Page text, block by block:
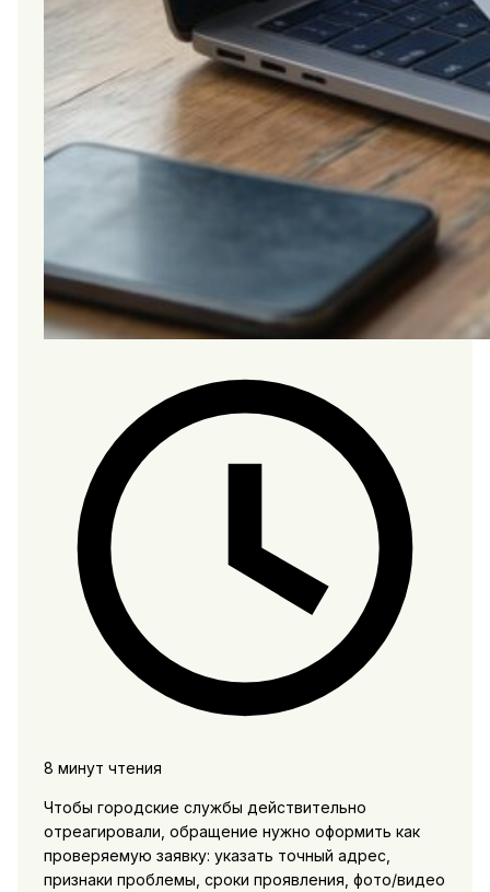
8 минут чтения
Чтобы городские службы действительно
отреагировали, обращение нужно оформить как
проверяемую заявку: указать точный адрес,
признаки проблемы, сроки проявления, фото/видео